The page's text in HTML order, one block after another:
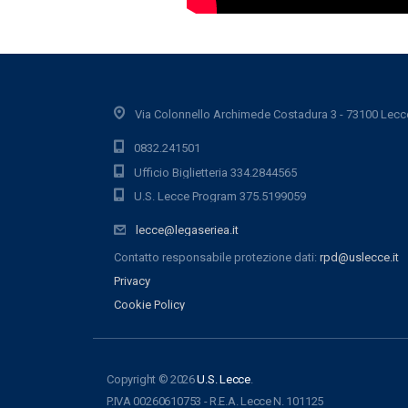
Via Colonnello Archimede Costadura 3 - 73100
0832.241501
Ufficio Biglietteria 334.2844565
U.S. Lecce Program 375.5199059
lecce@legaseriea.it
Contatto responsabile protezione dati: rpd@uslecce.it
Privacy
Cookie Policy
Copyright © 2026U.S. Lecce.
P.IVA 00260610753 - R.E.A. Lecce N. 101125